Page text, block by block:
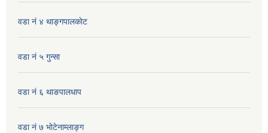
वडा नं ४ थाङ्गपालकाेट
वडा नं ५ गुन्सा
वडा नं ६ थाङपालधाप
वडा नं ७ भाेटेनाम्लाङ्ग